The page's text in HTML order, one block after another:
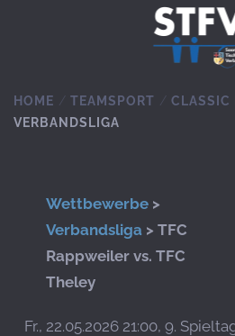
Zum Hauptinhalt springen
HOME TEAMSPORT
CLASSIC
VERBANDSLIGA
Wettbewerbe >
Verbandsliga > TFC
Rappweiler vs. TFC
Theley
Fr., 22.05.2026 21:00, 9.